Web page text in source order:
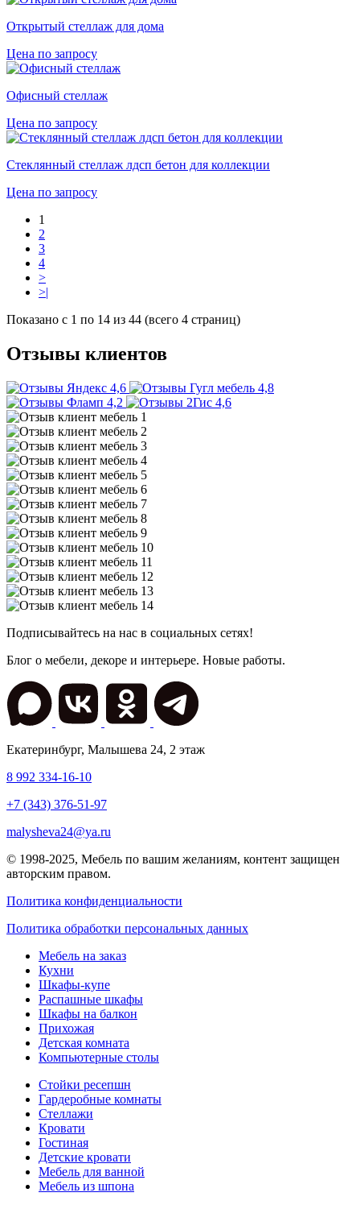
Открытый стеллаж для дома
Цена по запросу
Офисный стеллаж
Цена по запросу
Стеклянный стеллаж лдсп бетон для коллекции
Цена по запросу
1
2
3
4
>
>|
Показано с 1 по 14 из 44 (всего 4 страниц)
Отзывы клиентов
4,6
4,8
4,2
4,6
Подписывайтесь на нас в социальных сетях!
Блог о мебели, декоре и интерьере. Новые работы.
Екатеринбург, Малышева 24, 2 этаж
8 992 334-16-10
+7 (343) 376-51-97
malysheva24@ya.ru
© 1998-2025, Мебель по вашим желаниям, контент защищен
авторским правом.
Политика конфиденциальности
Политика обработки персональных данных
Мебель на заказ
Кухни
Шкафы-купе
Распашные шкафы
Шкафы на балкон
Прихожая
Детская комната
Компьютерные столы
Стойки ресепшн
Гардеробные комнаты
Стеллажи
Кровати
Гостиная
Детские кровати
Мебель для ванной
Мебель из шпона